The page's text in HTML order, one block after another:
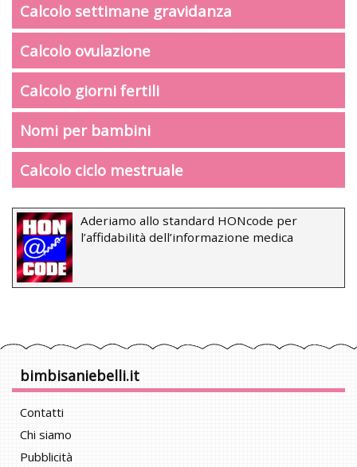
Calcolo settimane gravidanza
Calcolo ovulazione
Calcolo giorni fertili
Nomi per bambini
Calcolo ciclo mestruale
Aderiamo allo standard HONcode per
l’affidabilità dell’informazione medica
bimbisaniebelli.it
Contatti
Chi siamo
Pubblicità